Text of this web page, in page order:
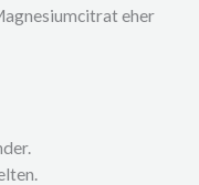
eher